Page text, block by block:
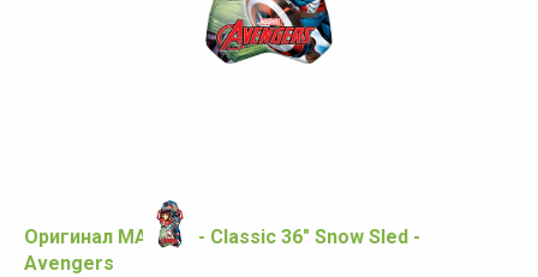
Оригинал MARVEL - Classic 36" Snow Sled -
Avengers